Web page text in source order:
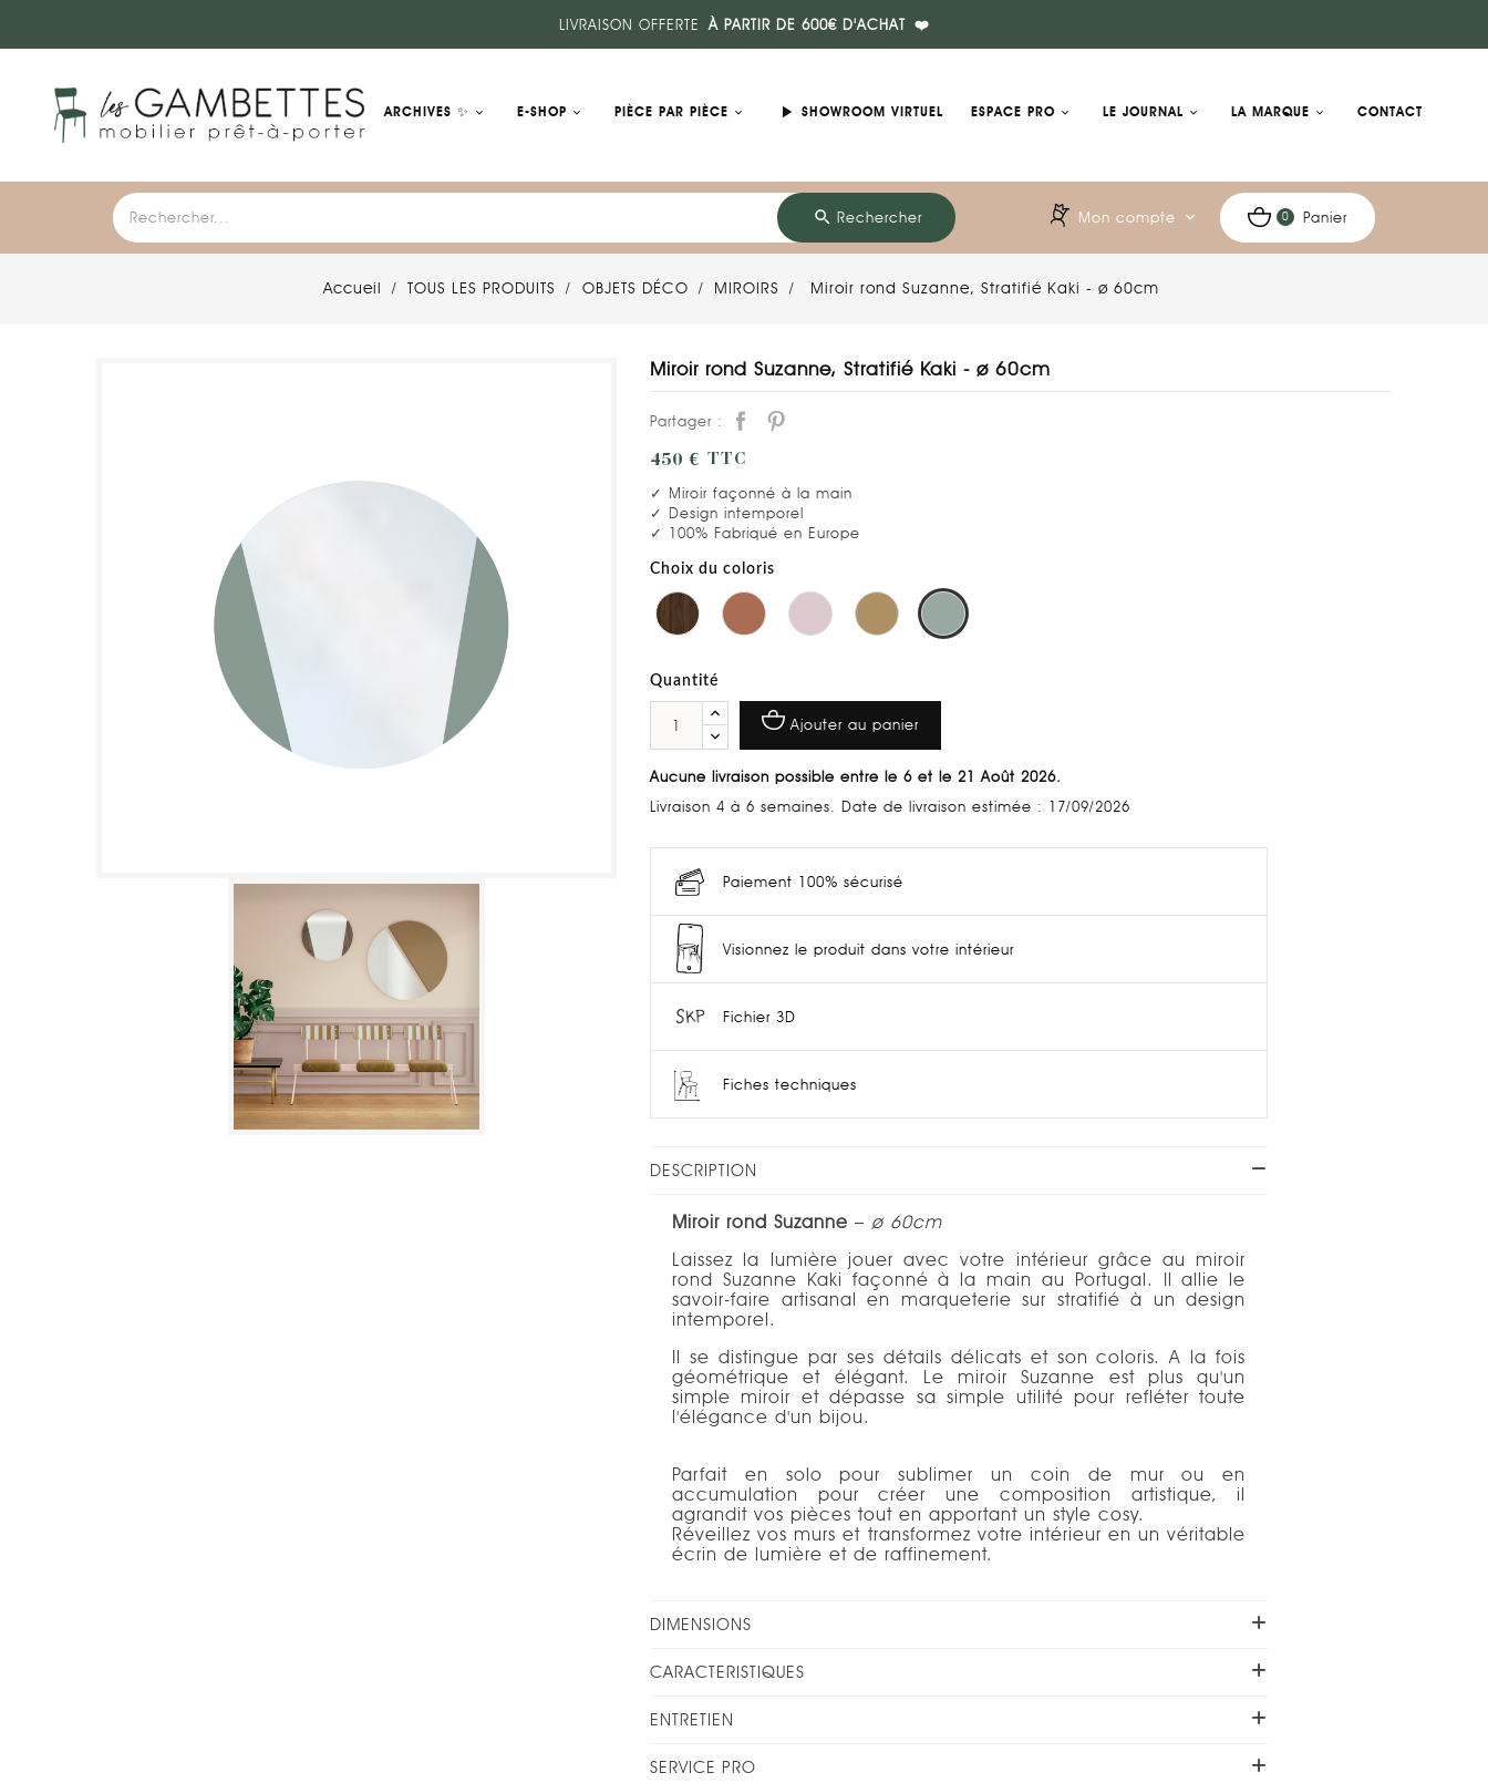
LIVRAISON OFFERTE À PARTIR DE 600€ D'ACHAT ❤️
ARCHIVES ✨ E-SHOP PIÈCE PAR PIÈCE play_arrow SHOWROOM VIRTUEL ESPACE PRO LE JOURNAL LA MARQUE CONTACT
0 Panier
Mon compte expand_more
search Rechercher
Accueil TOUS LES PRODUITS OBJETS DÉCO MIROIRS Miroir rond Suzanne, Stratifié Kaki - ø 60cm
Miroir rond Suzanne, Stratifié Kaki - ø 60cm
Partager :
450 € TTC
✓ Miroir façonné à la main
✓ Design intemporel
✓ 100% Fabriqué en Europe
Choix du coloris
Quantité
Ajouter au panier
Aucune livraison possible entre le 6 et le 21 Août 2026.
Livraison 4 à 6 semaines. Date de livraison estimée : 17/09/2026
Paiement 100% sécurisé
Visionnez le produit dans votre intérieur
Fichier 3D
Fiches techniques
DESCRIPTION
Miroir rond Suzanne – ø 60cm
Laissez la lumière jouer avec votre intérieur grâce au miroir
rond Suzanne Kaki façonné à la main au Portugal. Il allie le
savoir-faire artisanal en marqueterie sur stratifié à un design
intemporel.
Il se distingue par ses détails délicats et son coloris. A la fois
géométrique et élégant. Le miroir Suzanne est plus qu'un
simple miroir et dépasse sa simple utilité pour refléter toute
l'élégance d'un bijou.
Parfait en solo pour sublimer un coin de mur ou en
accumulation pour créer une composition artistique, il
agrandit vos pièces tout en apportant un style cosy.
Réveillez vos murs et transformez votre intérieur en un véritable
écrin de lumière et de raffinement.
DIMENSIONS
CARACTERISTIQUES
ENTRETIEN
SERVICE PRO